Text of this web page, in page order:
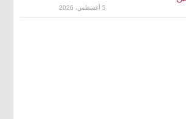
5 أغسطس، 2026